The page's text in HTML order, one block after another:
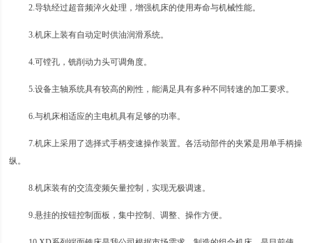
2.导轨经过超音频淬火处理，增强机床的使用寿命与机械性能。
3.机床上装有自动定时供油润滑系统。
4.可镗孔，铣削动力头可调角度。
5.设备主轴系统具有较高的刚性，能满足具有多种不同转速的加工要求。
6.与机床相适应的主电机具有足够的功率。
7.机床上采用了选择式手柄变速操作装置。各活动部件的夹紧是用单手柄操
纵。
8.机床装有的交流变频矢量控制，实现无极调速。
9.悬挂的按钮控制面板，集中控制、调整、操作方便。